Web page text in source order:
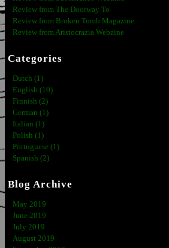
Review from The Doorway To
Review from Broken Tomb Magazine
Review from Aristocrazia Webzine
Categories
Dutch (1)
English (10)
Finnish (2)
German (1)
Italian (1)
Polish (1)
Portuguese (1)
Spanish (2)
Blog Archive
May 2019
June 2019
July 2019
August 2019